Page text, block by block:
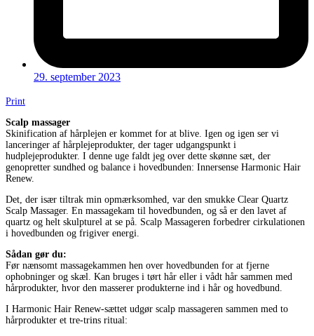
29. september 2023
Print
Scalp massager
Skinification af hårplejen er kommet for at blive. Igen og igen ser vi
lanceringer af hårplejeprodukter, der tager udgangspunkt i
hudplejeprodukter. I denne uge faldt jeg over dette skønne sæt, der
genopretter sundhed og balance i hovedbunden: Innersense Harmonic Hair
Renew.
Det, der især tiltrak min opmærksomhed, var den smukke Clear Quartz
Scalp Massager. En massagekam til hovedbunden, og så er den lavet af
quartz og helt skulpturel at se på. Scalp Massageren forbedrer cirkulationen
i hovedbunden og frigiver energi.
Sådan gør du:
Før nænsomt massagekammen hen over hovedbunden for at fjerne
ophobninger og skæl. Kan bruges i tørt hår eller i vådt hår sammen med
hårprodukter, hvor den masserer produkterne ind i hår og hovedbund.
I Harmonic Hair Renew-sættet udgør scalp massageren sammen med to
hårprodukter et tre-trins ritual: